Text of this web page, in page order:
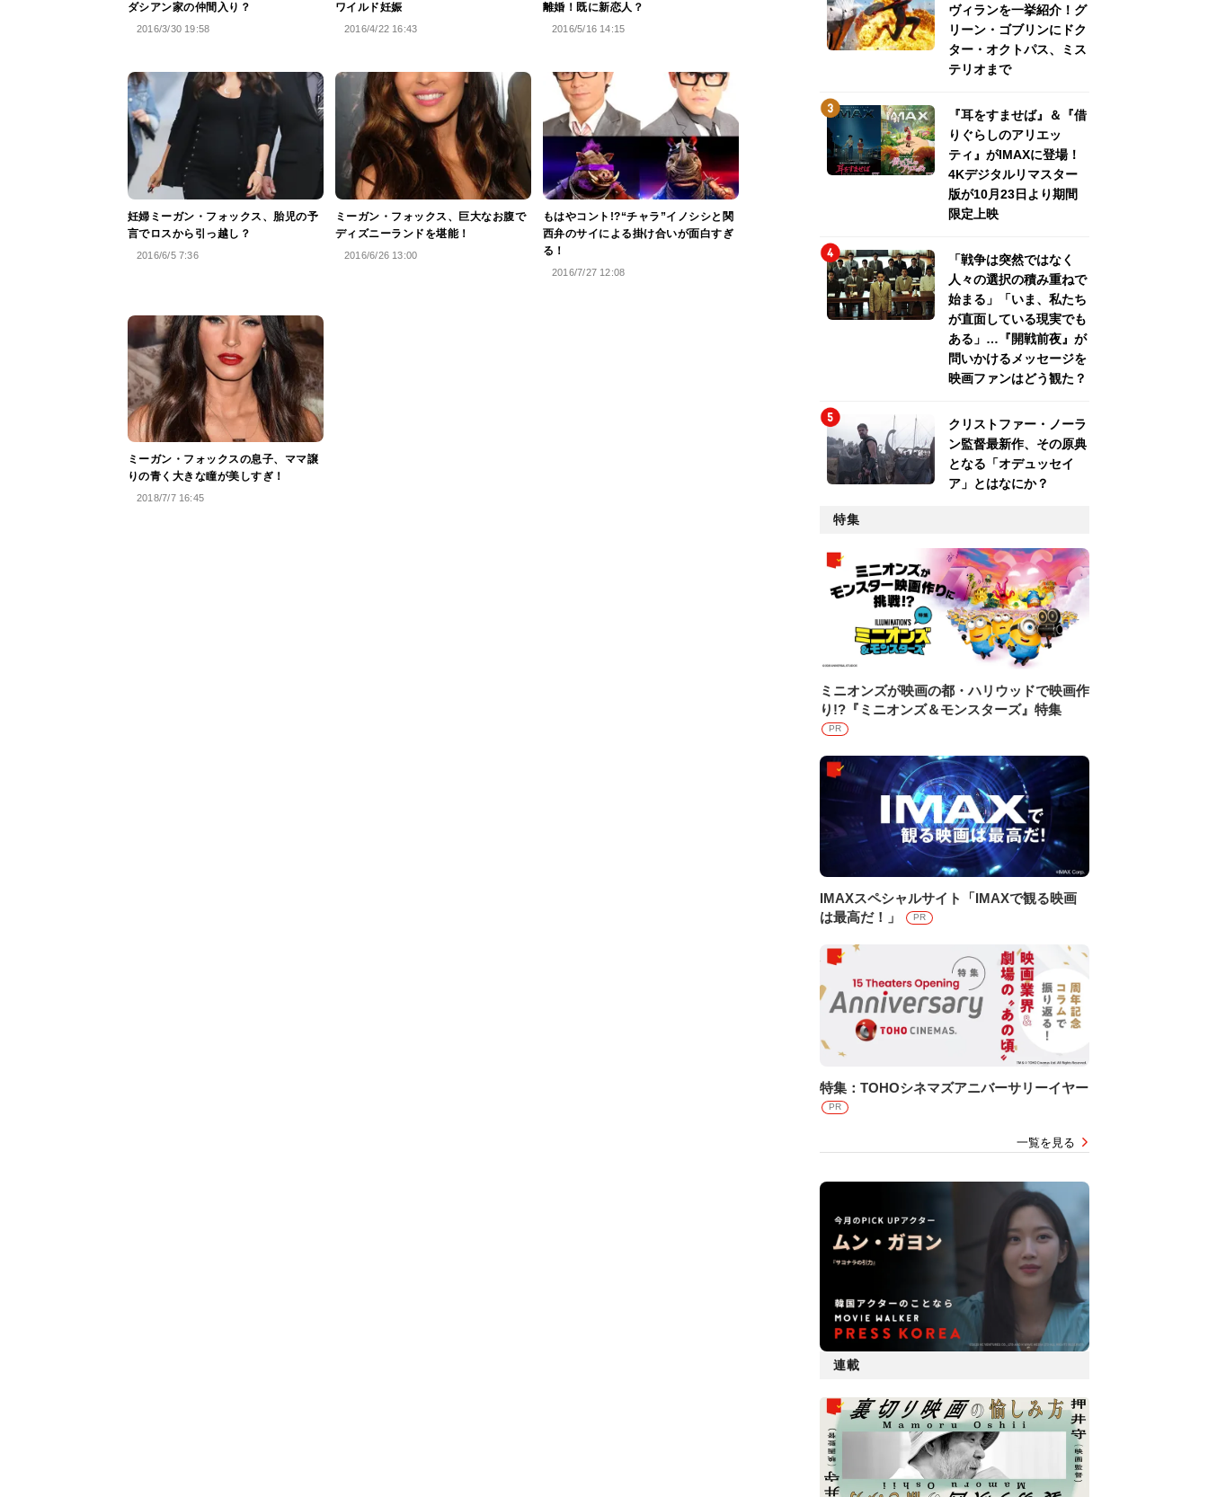
ダシアン家の仲間入り？
2016/3/30 19:58
ワイルド妊娠
2016/4/22 16:43
離婚！既に新恋人？
2016/5/16 14:15
妊婦ミーガン・フォックス、胎児の予
言でロスから引っ越し？
2016/6/5 7:36
ミーガン・フォックス、巨大なお腹で
ディズニーランドを堪能！
2016/6/26 13:00
もはやコント!?“チャラ”イノシシと関
西弁のサイによる掛け合いが面白すぎ
る！
2016/7/27 12:08
ミーガン・フォックスの息子、ママ譲
りの青く大きな瞳が美しすぎ！
2018/7/7 16:45
ヴィランを一挙紹介！グ
リーン・ゴブリンにドク
ター・オクトパス、ミス
テリオまで
『耳をすませば』＆『借
りぐらしのアリエッ
ティ』がIMAXに登場！
4Kデジタルリマスター
版が10月23日より期間
限定上映
「戦争は突然ではなく
人々の選択の積み重ねで
始まる」「いま、私たち
が直面している現実でも
ある」…『開戦前夜』が
問いかけるメッセージを
映画ファンはどう観た？
クリストファー・ノーラ
ン監督最新作、その原典
となる「オデュッセイ
ア」とはなにか？
特集
ミニオンズが映画の都・ハリウッドで映画作
り!?『ミニオンズ＆モンスターズ』特集
PR
IMAXスペシャルサイト「IMAXで観る映画
は最高だ！」
PR
特集：TOHOシネマズアニバーサリーイヤー
PR
一覧を見る
連載